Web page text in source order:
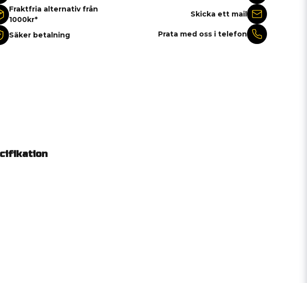
Fraktfria alternativ från
1000kr*
Säker betalning
Skicka ett mail
Prata med oss i telefon